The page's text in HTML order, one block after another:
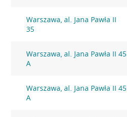
Warszawa, al. Jana Pawła II
35
Warszawa, al. Jana Pawła II 45
A
Warszawa, al. Jana Pawła II 45
A